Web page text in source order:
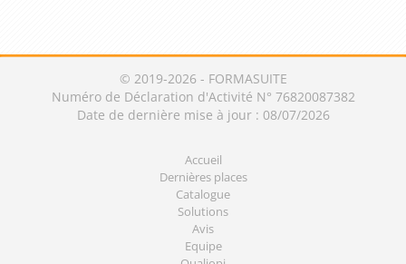
© 2019-2026 - FORMASUITE
Numéro de Déclaration d'Activité N° 76820087382
Date de dernière mise à jour : 08/07/2026
Accueil
Dernières places
Catalogue
Solutions
Avis
Equipe